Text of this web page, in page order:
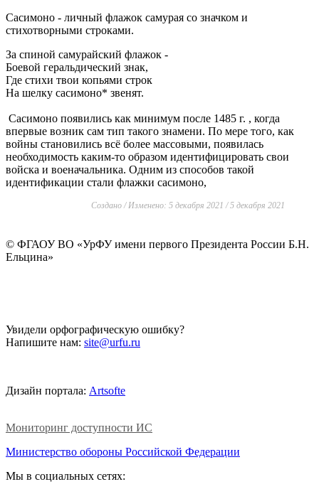
Сасимоно - личный флажок самурая со значком и
стихотворными строками.
За спиной самурайский флажок -
Боевой геральдический знак,
Где стихи твои копьями строк
На шелку сасимоно* звенят.
Сасимоно появились как минимум после 1485 г. , когда
впервые возник сам тип такого знамени. По мере того, как
войны становились всё более массовыми, появилась
необходимость каким-то образом идентифицировать свои
войска и военачальника. Одним из способов такой
идентификации стали флажки сасимоно,
Создано / Изменено: 5 декабря 2021 / 5 декабря 2021
© ФГАОУ ВО «УрФУ имени первого Президента России Б.Н.
Ельцина»
Увидели орфографическую ошибку?
Напишите нам: site@urfu.ru
Дизайн портала: Artsofte
Мониторинг доступности ИС
Министерство обороны Российской Федерации
Мы в социальных сетях: